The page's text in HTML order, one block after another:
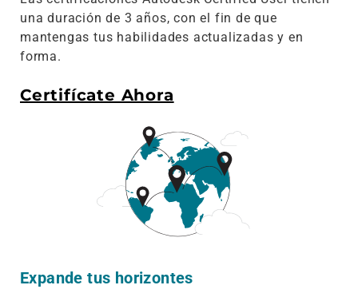
una duración de 3 años, con el fin de que
mantengas tus habilidades actualizadas y en
forma.
Certifícate Ahora
Expande tus horizontes